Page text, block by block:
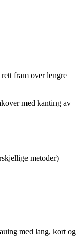
fram over lengre
med kanting av
metoder)
med lang, kort og